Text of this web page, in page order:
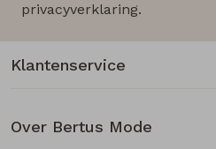
privacyverklaring.
Klantenservice
Over Bertus Mode